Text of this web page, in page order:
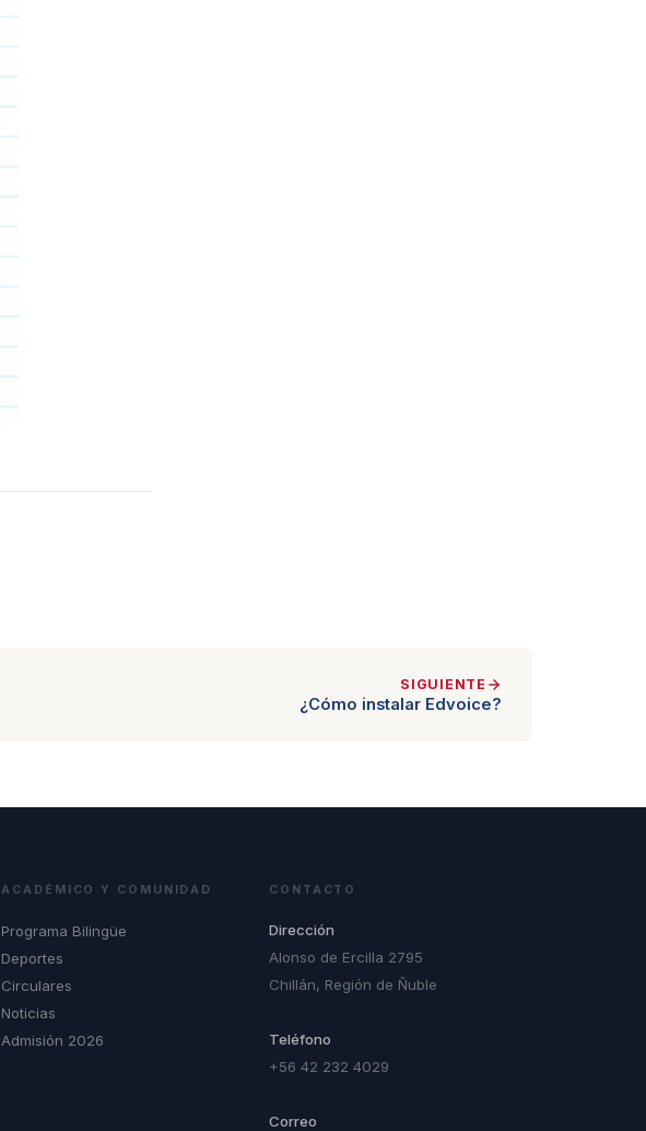
SIGUIENTE
¿Cómo instalar Edvoice?
ACADÉMICO Y COMUNIDAD
Programa Bilingüe
Deportes
Circulares
Noticias
Admisión 2026
CONTACTO
Dirección
Alonso de Ercilla 2795
Chillán, Región de Ñuble
Teléfono
+56 42 232 4029
Correo